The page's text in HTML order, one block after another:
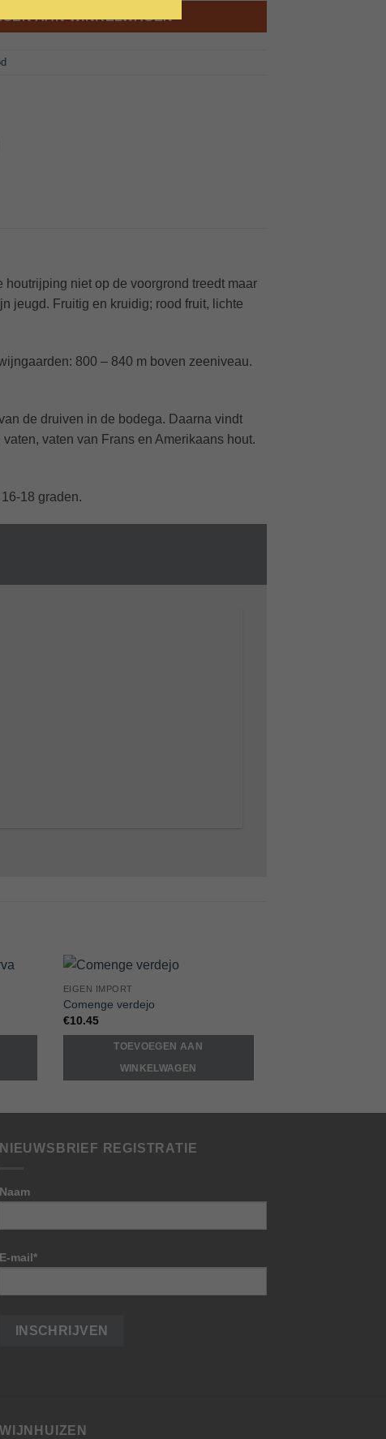
AAN WINKELWAGEN
niet op de voorgrond treedt maar
jeugd. Fruitig en kruidig; rood fruit, lichte
800 – 840 m boven zeeniveau.
de druiven in de bodega. Daarna vindt
vaten van Frans en Amerikaans hout.
18 graden.
EIGEN IMPORT
Comenge verdejo
€10.45
TOEVOEGEN AAN
WINKELWAGEN
NIEUWSBRIEF REGISTRATIE
Naam
E-mail*
WIJNHUIZEN